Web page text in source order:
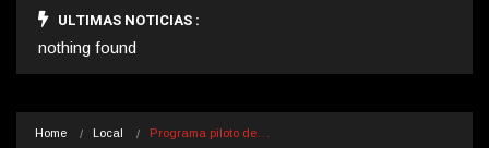
ULTIMAS NOTICIAS :
nothing found
Home Local Programa piloto de…